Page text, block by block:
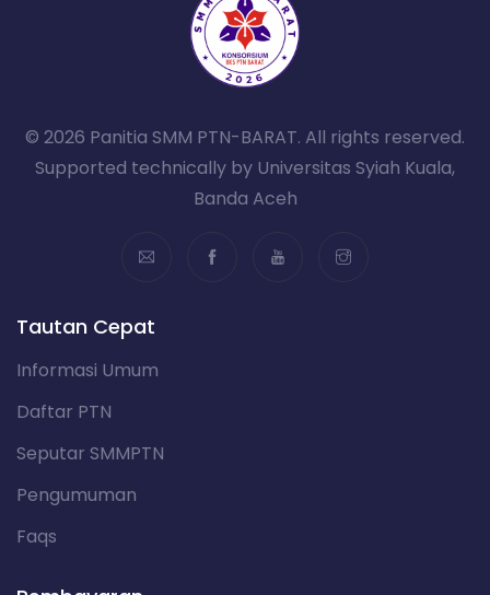
© 2026 Panitia SMM PTN-BARAT. All rights reserved.
Supported technically by Universitas Syiah Kuala,
Banda Aceh
Tautan Cepat
Informasi Umum
Daftar PTN
Seputar SMMPTN
Pengumuman
Faqs